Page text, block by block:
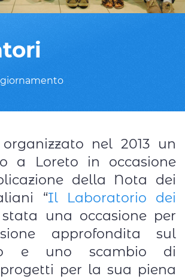
nel 2013 un
a Loreto in occasione
della Nota dei
“Il Laboratorio dei
stata una occasione per
approfondita sul
e uno scambio di
per la sua piena